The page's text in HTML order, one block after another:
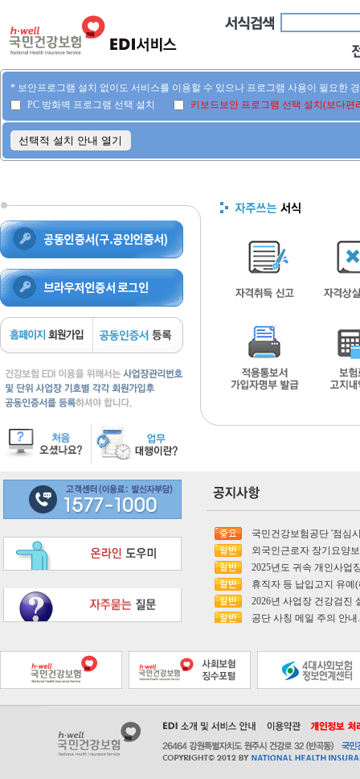
* 보안프로그램 설치 없이도 서비스를 이용할 수 있으나 프로그램 사용이 필요한
PC 방화벽 프로그램 선택 설치
키보드보안 프로그램 선택 설치(보다
선택적 설치 안내 열기